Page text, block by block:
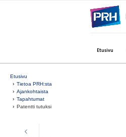
Etusivu
Etusivu
Tietoa PRH:sta
Ajankohtaista
Tapahtumat
Patentti tutuksi